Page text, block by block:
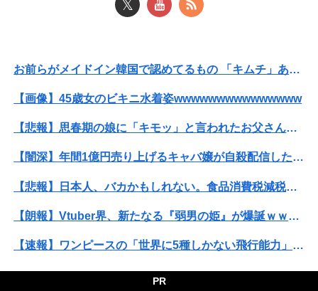
マンションの隣人「盗聴器が見つかったの」私「まさかうちも？」→業者に調査を依頼したら、犯人の正体まで見えてきて…
【速報】日向坂46、18thシングル『イチャイチャ虫』の発売が決定！！
【画像】どのくノ一を快楽責めしたいｗｗｗｗｗ
結局さ、車のエンジンってどこにあるのが正解なんだよ！
単身赴任のはずの旦那の荷物が家を占領してる。単身赴任でほとんど帰らない癖に...
【悲報】佐藤二朗さん主演の「踊る」スピンオフ作品、結局撮影中止が決定wwwwwwwwwwww
𝕏
お前らがメイドイン韓国で認めてるもの 「キムチ」あと3つは？
【画像】45歳女のビキニ水着姿wwwwwwwwwwwwwww
【悲報】思春期の娘に「キモッ」と言われたお父さん、グレる
【闇深】年間1億円売り上げるキャバ嬢が自殺配信したらしい・・・
【悲報】日本人、バカかもしれない。食品消費税減税（8%→1%）に93.2%の国民が賛成してしまう
【朗報】Vtuber界、新たなる『弱男の姫』が爆誕ｗｗｗｗｗｗｗｗｗｗｗ
【速報】ワンピースの「世界に5種しかない飛行能力」発言の謎が解けるWWW
【動画】福岡の電車、複数の駅で「チンポッ❤」というアナウンスが流れ大騒ぎwwwwwwwww
PR